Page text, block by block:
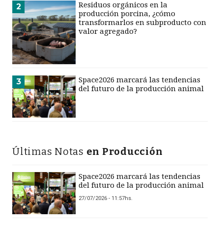
2
Residuos orgánicos en la
producción porcina, ¿cómo
transformarlos en subproducto con
valor agregado?
3
Space2026 marcará las tendencias
del futuro de la producción animal
Últimas Notas en Producción
Space2026 marcará las tendencias
del futuro de la producción animal
27/07/2026 - 11:57hs.